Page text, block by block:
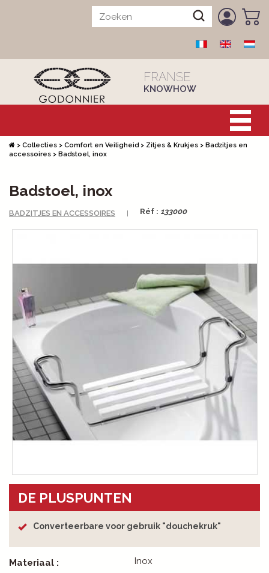
FRANSE
KNOWHOW
> Collecties > Comfort en Veiligheid > Zitjes & Krukjes > Badzitjes en
accessoires > Badstoel, inox
Badstoel, inox
BADZITJES EN ACCESSOIRES Réf : 133000
DE PLUSPUNTEN
Converteerbare voor gebruik "douchekruk"
Materiaal :
Inox